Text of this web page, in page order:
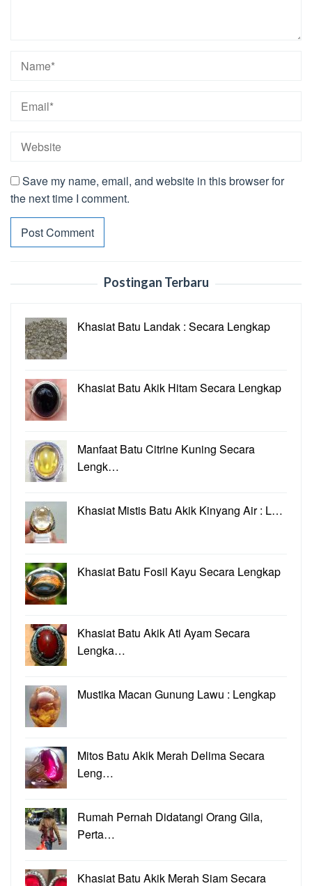
Save my name, email, and website in this browser for
the next time I comment.
Postingan Terbaru
Khasiat Batu Landak : Secara Lengkap
Khasiat Batu Akik Hitam Secara Lengkap
Manfaat Batu Citrine Kuning Secara
Lengk…
Khasiat Mistis Batu Akik Kinyang Air : L…
Khasiat Batu Fosil Kayu Secara Lengkap
Khasiat Batu Akik Ati Ayam Secara
Lengka…
Mustika Macan Gunung Lawu : Lengkap
Mitos Batu Akik Merah Delima Secara
Leng…
Rumah Pernah Didatangi Orang Gila,
Perta…
Khasiat Batu Akik Merah Siam Secara